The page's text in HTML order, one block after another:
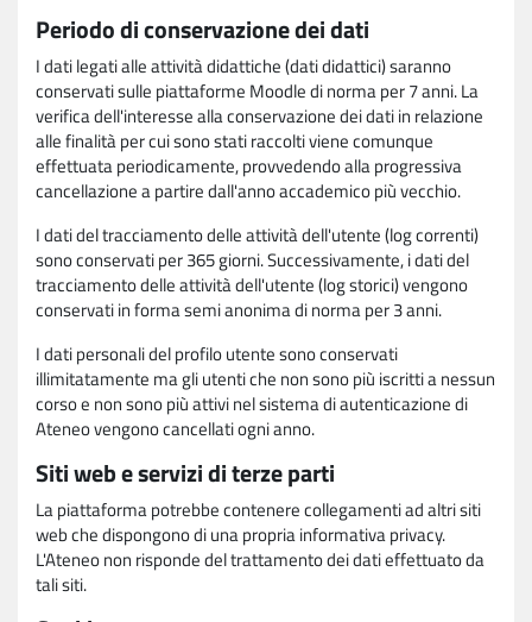
Periodo di conservazione dei dati
I dati legati alle attività didattiche (dati didattici) saranno
conservati sulle piattaforme Moodle di norma per 7 anni. La
verifica dell'interesse alla conservazione dei dati in relazione
alle finalità per cui sono stati raccolti viene comunque
effettuata periodicamente, provvedendo alla progressiva
cancellazione a partire dall'anno accademico più vecchio.
I dati del tracciamento delle attività dell'utente (log correnti)
sono conservati per 365 giorni. Successivamente, i dati del
tracciamento delle attività dell'utente (log storici) vengono
conservati in forma semi anonima di norma per 3 anni.
I dati personali del profilo utente sono conservati
illimitatamente ma gli utenti che non sono più iscritti a nessun
corso e non sono più attivi nel sistema di autenticazione di
Ateneo vengono cancellati ogni anno.
Siti web e servizi di terze parti
La piattaforma potrebbe contenere collegamenti ad altri siti
web che dispongono di una propria informativa privacy.
L'Ateneo non risponde del trattamento dei dati effettuato da
tali siti.